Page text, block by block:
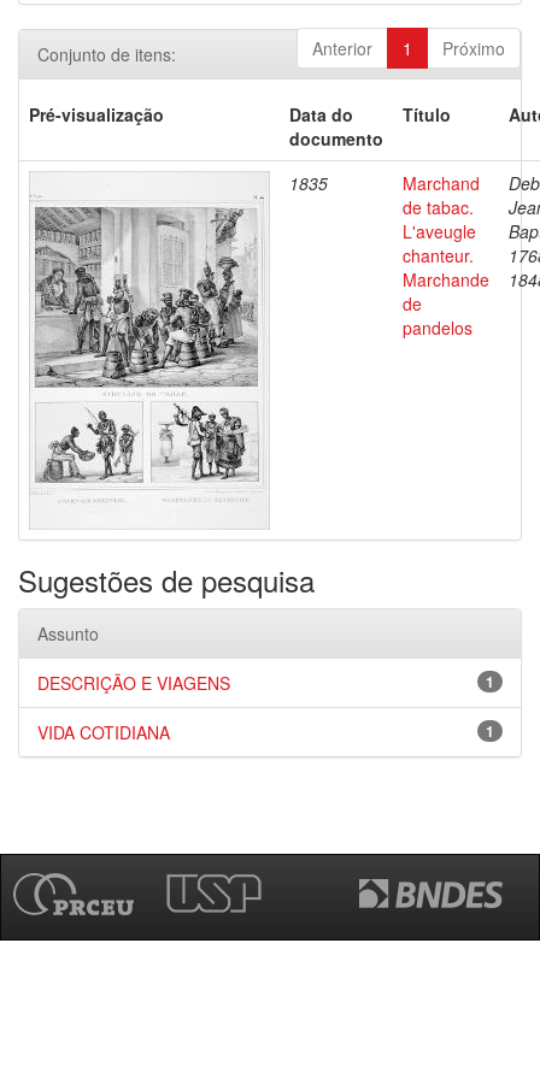
Anterior 1 Próximo
Conjunto de itens:
Pré-visualização
Data do
documento
Título
1835
Marchand
de tabac.
L'aveugle
chanteur.
Marchande
de
pandelos
Sugestões de pesquisa
Assunto
1
DESCRIÇÃO E VIAGENS
1
VIDA COTIDIANA